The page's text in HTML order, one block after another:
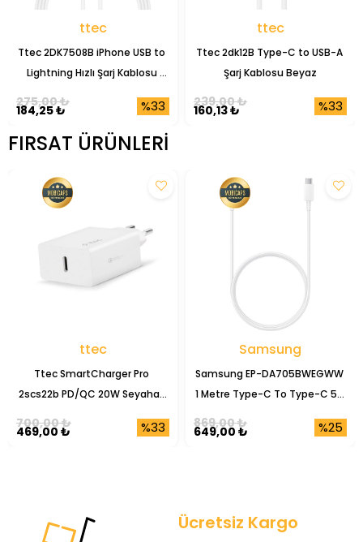
ttec
Ttec 2DK7508B iPhone USB to
Lightning Hızlı Şarj Kablosu
%33
184,25 ₺
275,00 ₺
ttec
Ttec 2dk12B Type-C to USB-A
Şarj Kablosu Beyaz
%33
160,13 ₺
239,00 ₺
FIRSAT ÜRÜNLERI
ttec
Ttec SmartCharger Pro
2scs22b PD/QC 20W Seyahat
%33
469,00 ₺
700,00 ₺
Samsung
Samsung EP-DA705BWEGWW
1 Metre Type-C To Type-C 5A
%25
649,00 ₺
869,00 ₺
Ücretsiz Kargo